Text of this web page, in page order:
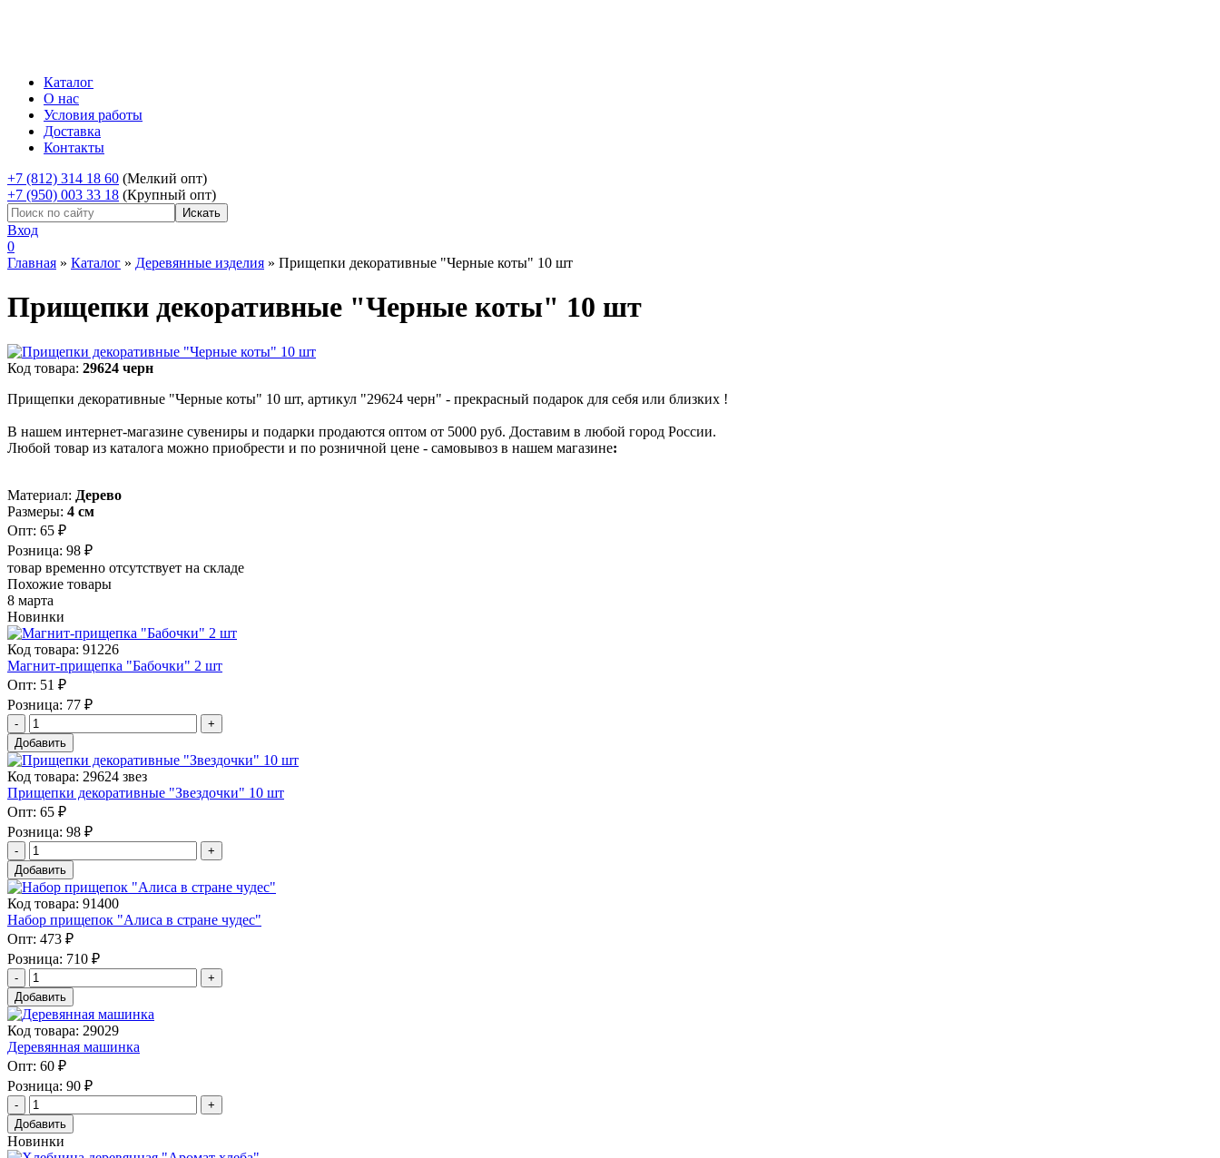
Каталог
О нас
Условия работы
Доставка
Контакты
+7 (812) 314 18 60 (Мелкий опт)
+7 (950) 003 33 18 (Крупный опт)
Вход
0
Главная » Каталог » Деревянные изделия » Прищепки декоративные "Черные коты" 10 шт
Прищепки декоративные "Черные коты" 10 шт
Код товара: 29624 черн
Прищепки декоративные "Черные коты" 10 шт, артикул "29624 черн" - прекрасный подарок для себя или близких !
В нашем интернет-магазине сувениры и подарки продаются оптом от 5000 руб. Доставим в любой город России.
Любой товар из каталога можно приобрести и по розничной цене - самовывоз в нашем магазине:
Материал: Дерево
Размеры: 4 см
Опт: 65 ₽
Розница: 98 ₽
товар временно отсутствует на складе
Похожие товары
8 марта
Новинки
Код товара: 91226
Магнит-прищепка "Бабочки" 2 шт
Опт: 51 ₽
Розница: 77 ₽
Добавить
Код товара: 29624 звез
Прищепки декоративные "Звездочки" 10 шт
Опт: 65 ₽
Розница: 98 ₽
Добавить
Код товара: 91400
Набор прищепок "Алиса в стране чудес"
Опт: 473 ₽
Розница: 710 ₽
Добавить
Код товара: 29029
Деревянная машинка
Опт: 60 ₽
Розница: 90 ₽
Добавить
Новинки